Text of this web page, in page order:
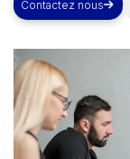
Contactez nous